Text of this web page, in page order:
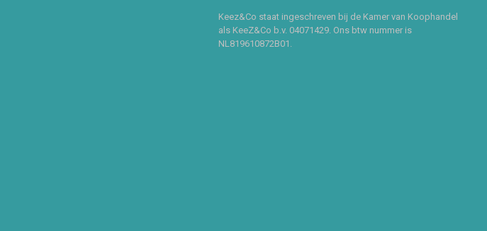
Keez&Co staat ingeschreven bij de Kamer van Koophandel
als KeeZ&Co b.v. 04071429. Ons btw nummer is
NL819610872B01.